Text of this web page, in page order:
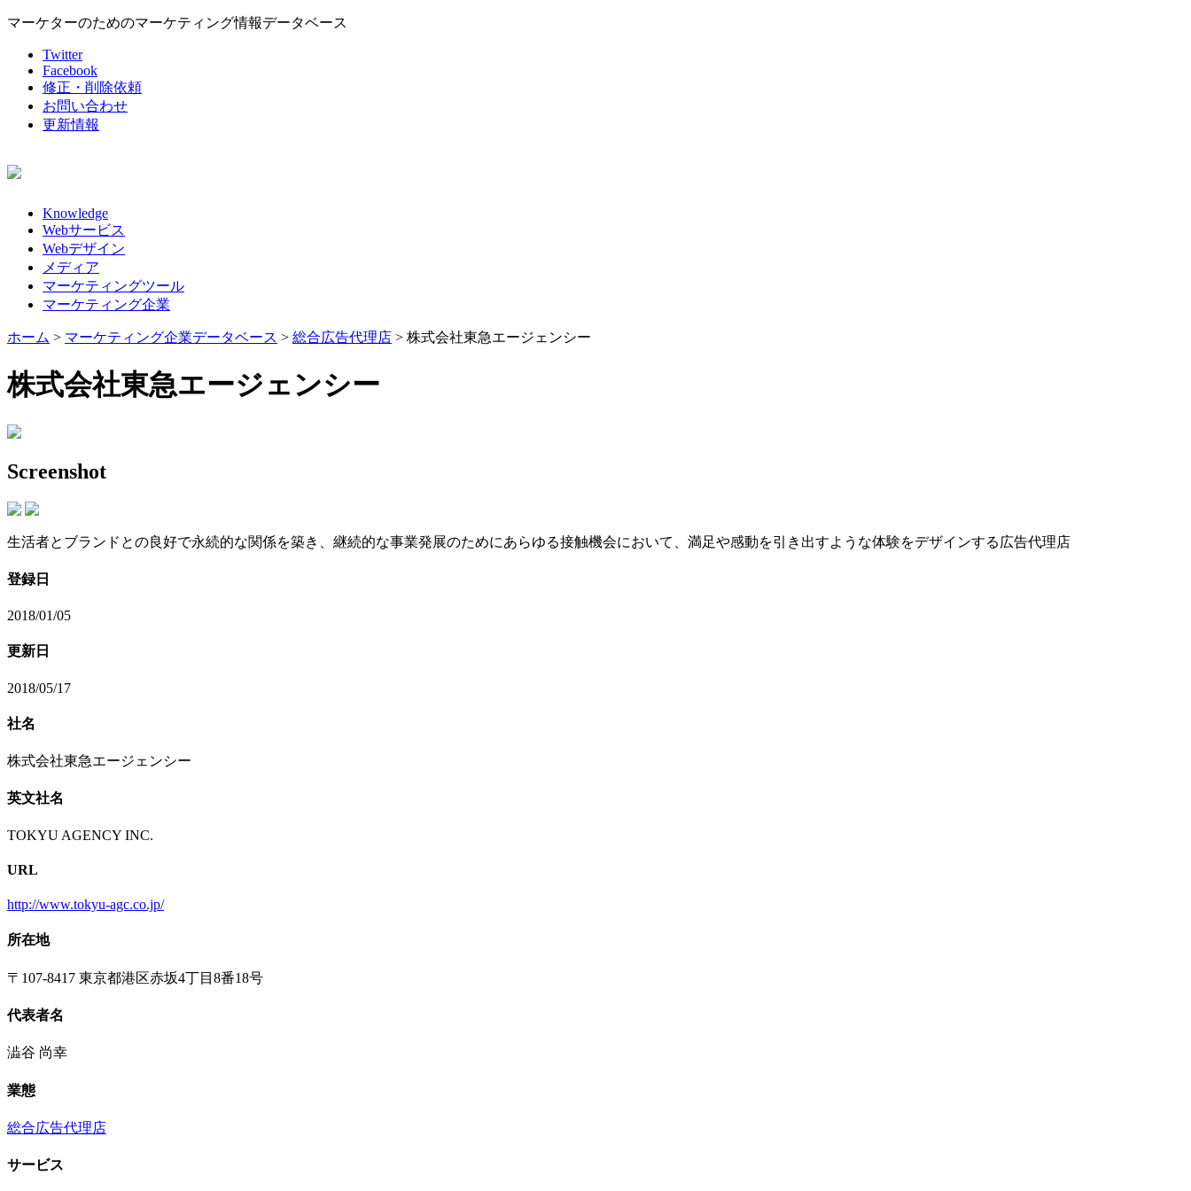
マーケターのためのマーケティング情報データベース
Twitter
Facebook
修正・削除依頼
お問い合わせ
更新情報
Knowledge
Webサービス
Webデザイン
メディア
マーケティングツール
マーケティング企業
ホーム > マーケティング企業データベース > 総合広告代理店 > 株式会社東急エージェンシー
株式会社東急エージェンシー
Screenshot
生活者とブランドとの良好で永続的な関係を築き、継続的な事業発展のためにあらゆる接触機会において、満足や感動を引き出すような体験をデザインする広告代理店
登録日
2018/01/05
更新日
2018/05/17
社名
株式会社東急エージェンシー
英文社名
TOKYU AGENCY INC.
URL
http://www.tokyu-agc.co.jp/
所在地
〒107-8417 東京都港区赤坂4丁目8番18号
代表者名
澁谷 尚幸
業態
総合広告代理店
サービス